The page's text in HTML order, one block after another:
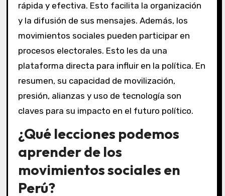
rápida y efectiva. Esto facilita la organización
y la difusión de sus mensajes. Además, los
movimientos sociales pueden participar en
procesos electorales. Esto les da una
plataforma directa para influir en la política. En
resumen, su capacidad de movilización,
presión, alianzas y uso de tecnología son
claves para su impacto en el futuro político.
¿Qué lecciones podemos
aprender de los
movimientos sociales en
Perú?